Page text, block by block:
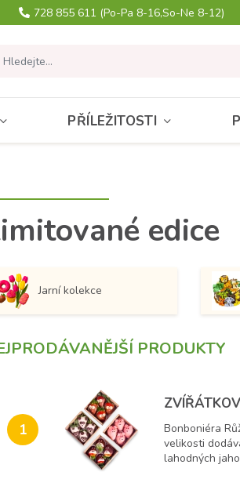
728 855 611 (Po-Pa 8-16,So-Ne 8-12)
PŘÍLEŽITOSTI
edice
Jarní kolekce
PRODUKTY
1
Bonboniéra
velikosti
lahodných